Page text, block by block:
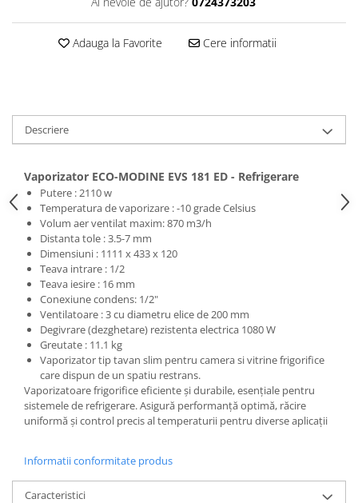
Adauga la Favorite Cere informatii
Descriere
Vaporizator ECO-MODINE EVS 181 ED - Refrigerare
Putere : 2110 w
Temperatura de vaporizare : -10 grade Celsius
Volum aer ventilat maxim: 870 m3/h
Distanta tole : 3.5-7 mm
Dimensiuni : 1111 x 433 x 120
Teava intrare : 1/2
Teava iesire : 16 mm
Conexiune condens: 1/2"
Ventilatoare : 3 cu diametru elice de 200 mm
Degivrare (dezghetare) rezistenta electrica 1080 W
Greutate : 11.1 kg
Vaporizator tip tavan slim pentru camera si vitrine frigorifice
care dispun de un spatiu restrans.
Vaporizatoare frigorifice eficiente și durabile, esențiale pentru
sistemele de refrigerare. Asigură performanță optimă, răcire
uniformă și control precis al temperaturii pentru diverse aplicații
Informatii conformitate produs
Caracteristici